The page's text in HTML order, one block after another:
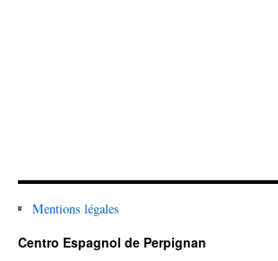
Mentions légales
Centro Espagnol de Perpignan